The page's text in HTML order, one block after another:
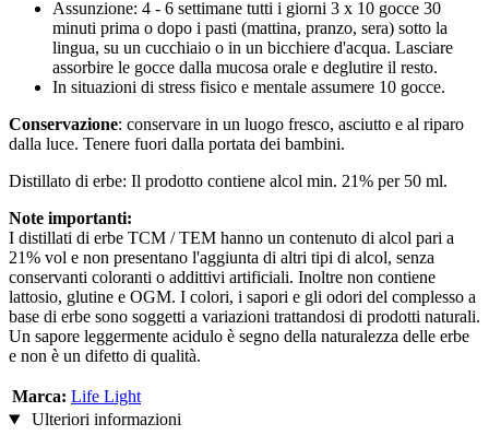
Assunzione: 4 - 6 settimane tutti i giorni 3 x 10 gocce 30
minuti prima o dopo i pasti (mattina, pranzo, sera) sotto la
lingua, su un cucchiaio o in un bicchiere d'acqua. Lasciare
assorbire le gocce dalla mucosa orale e deglutire il resto.
In situazioni di stress fisico e mentale assumere 10 gocce.
Conservazione: conservare in un luogo fresco, asciutto e al riparo
dalla luce. Tenere fuori dalla portata dei bambini.
Distillato di erbe: Il prodotto contiene alcol min. 21% per 50 ml.
Note importanti:
I distillati di erbe TCM / TEM hanno un contenuto di alcol pari a
21% vol e non presentano l'aggiunta di altri tipi di alcol, senza
conservanti coloranti o addittivi artificiali. Inoltre non contiene
lattosio, glutine e OGM. I colori, i sapori e gli odori del complesso a
base di erbe sono soggetti a variazioni trattandosi di prodotti naturali.
Un sapore leggermente acidulo è segno della naturalezza delle erbe
e non è un difetto di qualità.
Marca: Life Light
Ulteriori informazioni